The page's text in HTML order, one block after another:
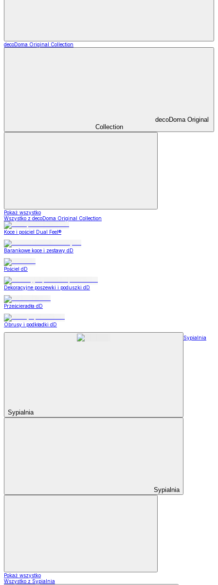
decoDoma Original Collection
decoDoma Original
Collection
Pokaż wszystko
Wszystko z decoDoma Original Collection
Koce i pościel Dual Feel®
Barankowe koce i zestawy dD
Pościel dD
Dekoracyjne poszewki i poduszki dD
Prześcieradła dD
Obrusy i podkładki dD
Sypialnia
Sypialnia
Sypialnia
Pokaż wszystko
Wszystko z Sypialnia